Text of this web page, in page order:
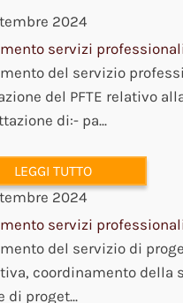
2024
servizi
del servizio
del PFTE relativo
di:- pa...
LEGGI TUTTO
2024
servizi
del servizio di
coordinamento della
di proget...